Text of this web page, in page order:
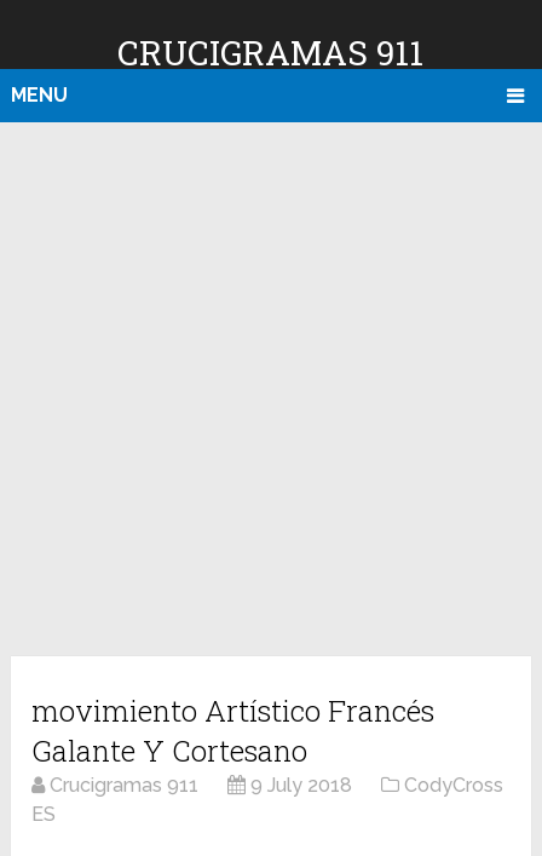
CRUCIGRAMAS 911
MENU
movimiento Artístico Francés
Galante Y Cortesano
Crucigramas 911 9 July 2018
CodyCross
ES